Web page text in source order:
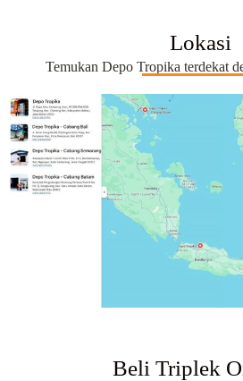
Lokasi
Temukan Depo Tropika terdekat
Beli Triplek